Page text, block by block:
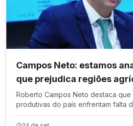
Campos Neto: estamos
que prejudica regiões
Roberto Campos Neto destaca que
produtivas do país enfrentam falta
inflação de alimentos